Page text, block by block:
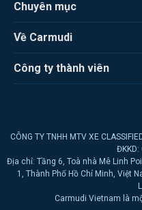
Chuyên mục
Về Carmudi
Công ty thành viên
CÔNG TY TNHH MTV XE
Địa chỉ: Tầng 6, Toà nhà Mê Linh
1, Thành Phố Hồ Chí Minh, Việt
Carmudi Vietnam là